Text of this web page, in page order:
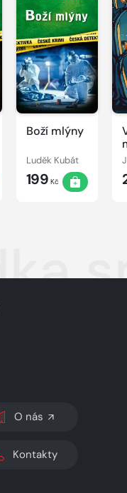
Boží mlýny
Luděk Kubát
199 Kč
SVĚTLÝ/TMAVÝ REŽIM
O nás
Kontakty